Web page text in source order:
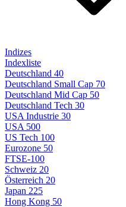
Indizes
Indexliste
Deutschland 40
Deutschland Small Cap 70
Deutschland Mid Cap 50
Deutschland Tech 30
USA Industrie 30
USA 500
US Tech 100
Eurozone 50
FTSE-100
Schweiz 20
Österreich 20
Japan 225
Hong Kong 50